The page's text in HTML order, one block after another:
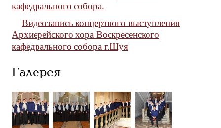
кафедрального собора.
Видеозапись концертного выступления
Архиерейского хора Воскресенского
кафедрального собора г.Шуя
Галерея